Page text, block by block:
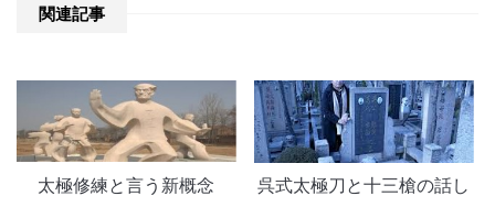
関連記事
太極修練と言う新概念 呉式太極刀と十三槍の話し